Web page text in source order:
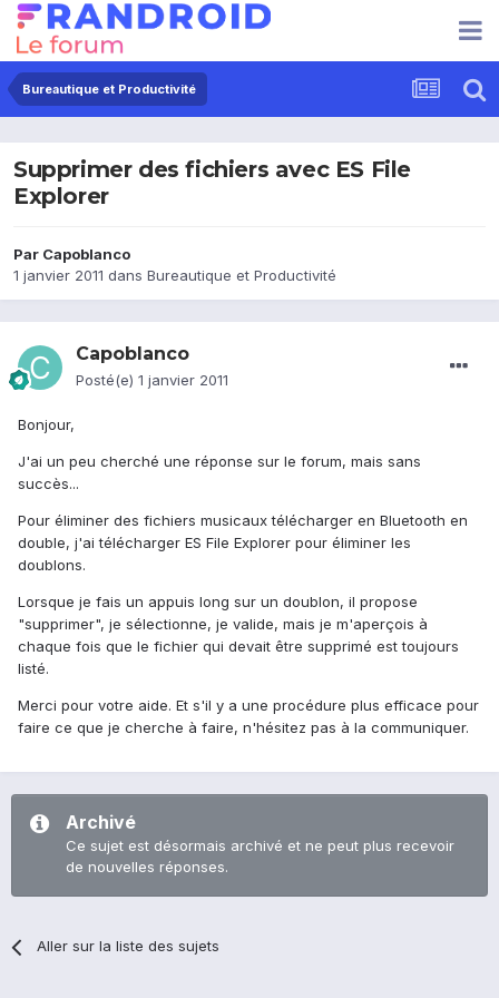
Bureautique et Productivité
Supprimer des fichiers avec ES File
Explorer
Par Capoblanco
1 janvier 2011 dans Bureautique et Productivité
Capoblanco
Posté(e) 1 janvier 2011
Bonjour,
J'ai un peu cherché une réponse sur le forum, mais sans
succès...
Pour éliminer des fichiers musicaux télécharger en Bluetooth en
double, j'ai télécharger ES File Explorer pour éliminer les
doublons.
Lorsque je fais un appuis long sur un doublon, il propose
"supprimer", je sélectionne, je valide, mais je m'aperçois à
chaque fois que le fichier qui devait être supprimé est toujours
listé.
Merci pour votre aide. Et s'il y a une procédure plus efficace pour
faire ce que je cherche à faire, n'hésitez pas à la communiquer.
Archivé
Ce sujet est désormais archivé et ne peut plus recevoir
de nouvelles réponses.
Aller sur la liste des sujets